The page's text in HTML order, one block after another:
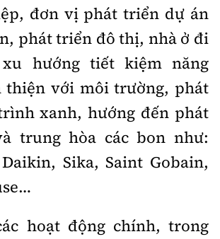
đơn vị phát triển dự án
phát triển đô thị, nhà ở đi
hướng tiết kiệm năng
thiện với môi trường, phát
xanh, hướng đến phát
trung hòa các bon như:
Sika, Saint Gobain,
hoạt động chính, trong